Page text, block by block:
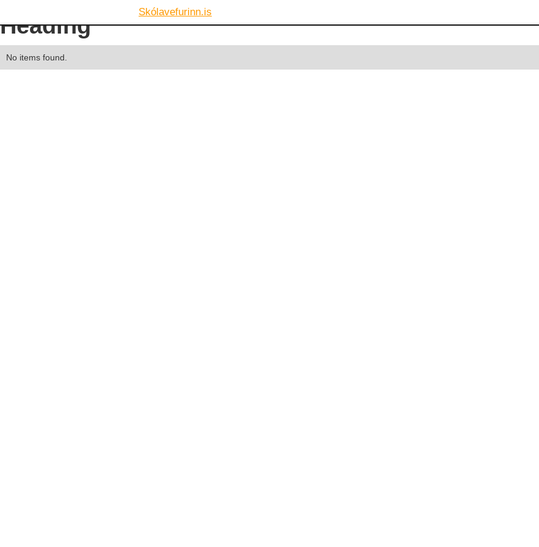
Skólavefurinn.is
Heading
No items found.